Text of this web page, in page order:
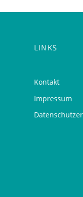
LINKS
Kontakt
Impressum